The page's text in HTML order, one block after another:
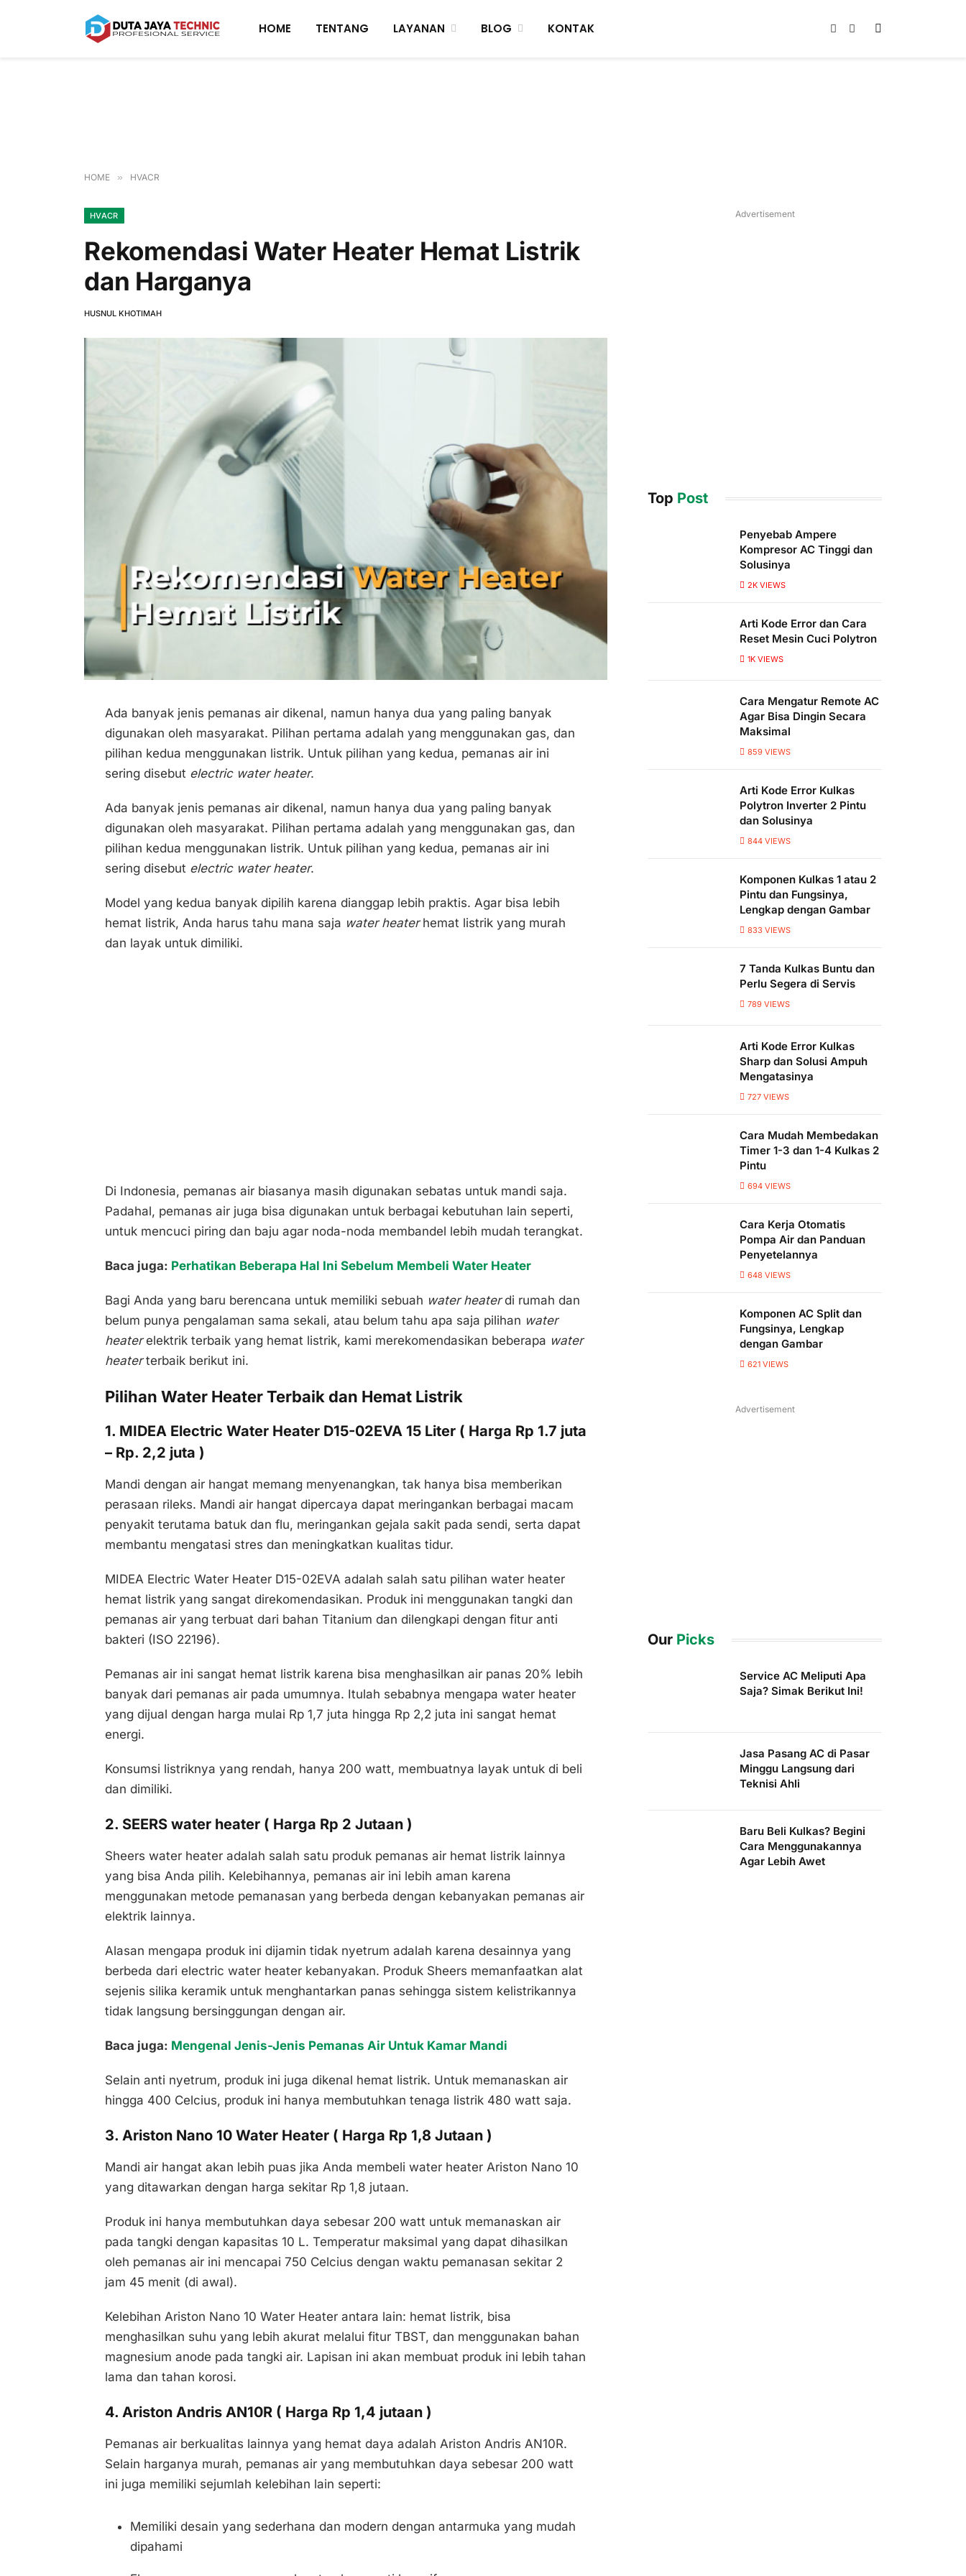
HOME TENTANG LAYANAN BLOG KONTAK Instagram
TikTok
HOME » HVACR
HVACR
Rekomendasi Water Heater Hemat Listrik
dan Harganya
HUSNUL KHOTIMAH
Ada banyak jenis pemanas air dikenal, namun hanya dua yang paling banyak
digunakan oleh masyarakat. Pilihan pertama adalah yang menggunakan gas, dan
pilihan kedua menggunakan listrik. Untuk pilihan yang kedua, pemanas air ini
sering disebut electric water heater.
Ada banyak jenis pemanas air dikenal, namun hanya dua yang paling banyak
digunakan oleh masyarakat. Pilihan pertama adalah yang menggunakan gas, dan
pilihan kedua menggunakan listrik. Untuk pilihan yang kedua, pemanas air ini
sering disebut electric water heater.
Model yang kedua banyak dipilih karena dianggap lebih praktis. Agar bisa lebih
hemat listrik, Anda harus tahu mana saja water heaterhemat listrik yang murah
dan layak untuk dimiliki.
Di Indonesia, pemanas air biasanya masih digunakan sebatas untuk mandi saja.
Padahal, pemanas air juga bisa digunakan untuk berbagai kebutuhan lain seperti,
untuk mencuci piring dan baju agar noda-noda membandel lebih mudah terangkat.
Baca juga: Perhatikan Beberapa Hal Ini Sebelum Membeli Water Heater
Bagi Anda yang baru berencana untuk memiliki sebuah water heaterdi rumah dan
belum punya pengalaman sama sekali, atau belum tahu apa saja pilihan water
heaterelektrik terbaik yang hemat listrik, kami merekomendasikan beberapa water
heaterterbaik berikut ini.
Pilihan Water Heater Terbaik dan Hemat Listrik
1. MIDEA Electric Water Heater D15-02EVA 15 Liter ( Harga Rp 1.7 juta
– Rp. 2,2 juta )
Mandi dengan air hangat memang menyenangkan, tak hanya bisa memberikan
perasaan rileks. Mandi air hangat dipercaya dapat meringankan berbagai macam
penyakit terutama batuk dan flu, meringankan gejala sakit pada sendi, serta dapat
membantu mengatasi stres dan meningkatkan kualitas tidur.
MIDEA Electric Water Heater D15-02EVA adalah salah satu pilihan water heater
hemat listrik yang sangat direkomendasikan. Produk ini menggunakan tangki dan
pemanas air yang terbuat dari bahan Titanium dan dilengkapi dengan fitur anti
bakteri (ISO 22196).
Pemanas air ini sangat hemat listrik karena bisa menghasilkan air panas 20% lebih
banyak dari pemanas air pada umumnya. Itulah sebabnya mengapa water heater
yang dijual dengan harga mulai Rp 1,7 juta hingga Rp 2,2 juta ini sangat hemat
energi.
Konsumsi listriknya yang rendah, hanya 200 watt, membuatnya layak untuk di beli
dan dimiliki.
2. SEERS water heater ( Harga Rp 2 Jutaan )
Sheers water heater adalah salah satu produk pemanas air hemat listrik lainnya
yang bisa Anda pilih. Kelebihannya, pemanas air ini lebih aman karena
menggunakan metode pemanasan yang berbeda dengan kebanyakan pemanas air
elektrik lainnya.
Alasan mengapa produk ini dijamin tidak nyetrum adalah karena desainnya yang
berbeda dari electric water heater kebanyakan. Produk Sheers memanfaatkan alat
sejenis silika keramik untuk menghantarkan panas sehingga sistem kelistrikannya
tidak langsung bersinggungan dengan air.
Baca juga: Mengenal Jenis-Jenis Pemanas Air Untuk Kamar Mandi
Selain anti nyetrum, produk ini juga dikenal hemat listrik. Untuk memanaskan air
hingga 400 Celcius, produk ini hanya membutuhkan tenaga listrik 480 watt saja.
3. Ariston Nano 10 Water Heater ( Harga Rp 1,8 Jutaan )
Mandi air hangat akan lebih puas jika Anda membeli water heater Ariston Nano 10
yang ditawarkan dengan harga sekitar Rp 1,8 jutaan.
Produk ini hanya membutuhkan daya sebesar 200 watt untuk memanaskan air
pada tangki dengan kapasitas 10 L. Temperatur maksimal yang dapat dihasilkan
oleh pemanas air ini mencapai 750 Celcius dengan waktu pemanasan sekitar 2
jam 45 menit (di awal).
Kelebihan Ariston Nano 10 Water Heater antara lain: hemat listrik, bisa
menghasilkan suhu yang lebih akurat melalui fitur TBST, dan menggunakan bahan
magnesium anode pada tangki air. Lapisan ini akan membuat produk ini lebih tahan
lama dan tahan korosi.
4. Ariston Andris AN10R ( Harga Rp 1,4 jutaan )
Pemanas air berkualitas lainnya yang hemat daya adalah Ariston Andris AN10R.
Selain harganya murah, pemanas air yang membutuhkan daya sebesar 200 watt
ini juga memiliki sejumlah kelebihan lain seperti:
Memiliki desain yang sederhana dan modern dengan antarmuka yang mudah
dipahami
Advertisement
Top Post
Penyebab Ampere
Kompresor AC Tinggi dan
Solusinya
2K VIEWS
Arti Kode Error dan Cara
Reset Mesin Cuci Polytron
1K VIEWS
Cara Mengatur Remote AC
Agar Bisa Dingin Secara
Maksimal
859 VIEWS
Arti Kode Error Kulkas
Polytron Inverter 2 Pintu
dan Solusinya
844 VIEWS
Komponen Kulkas 1 atau 2
Pintu dan Fungsinya,
Lengkap dengan Gambar
833 VIEWS
7 Tanda Kulkas Buntu dan
Perlu Segera di Servis
789 VIEWS
Arti Kode Error Kulkas
Sharp dan Solusi Ampuh
Mengatasinya
727 VIEWS
Cara Mudah Membedakan
Timer 1-3 dan 1-4 Kulkas 2
Pintu
694 VIEWS
Cara Kerja Otomatis
Pompa Air dan Panduan
Penyetelannya
648 VIEWS
Komponen AC Split dan
Fungsinya, Lengkap
dengan Gambar
621 VIEWS
Advertisement
Our Picks
Service AC Meliputi Apa
Saja? Simak Berikut Ini!
Jasa Pasang AC di Pasar
Minggu Langsung dari
Teknisi Ahli
Baru Beli Kulkas? Begini
Cara Menggunakannya
Agar Lebih Awet